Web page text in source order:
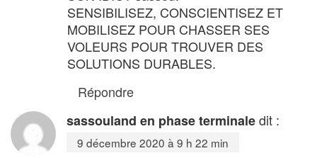
SENSIBILISEZ, CONSCIENTISEZ ET
MOBILISEZ POUR CHASSER SES
VOLEURS POUR TROUVER DES
SOLUTIONS DURABLES.
Répondre
sassouland en phase terminaledit :
9 décembre 2020 à 9 h 22 min